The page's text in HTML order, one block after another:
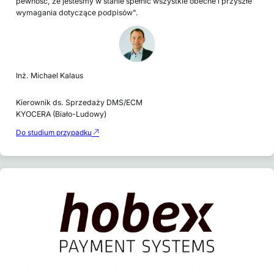
wymagania dotyczące podpisów".
Inż. Michael Kalaus
Kierownik ds. Sprzedaży DMS/ECM
KYOCERA (Biało-Ludowy)
Do studium przypadku